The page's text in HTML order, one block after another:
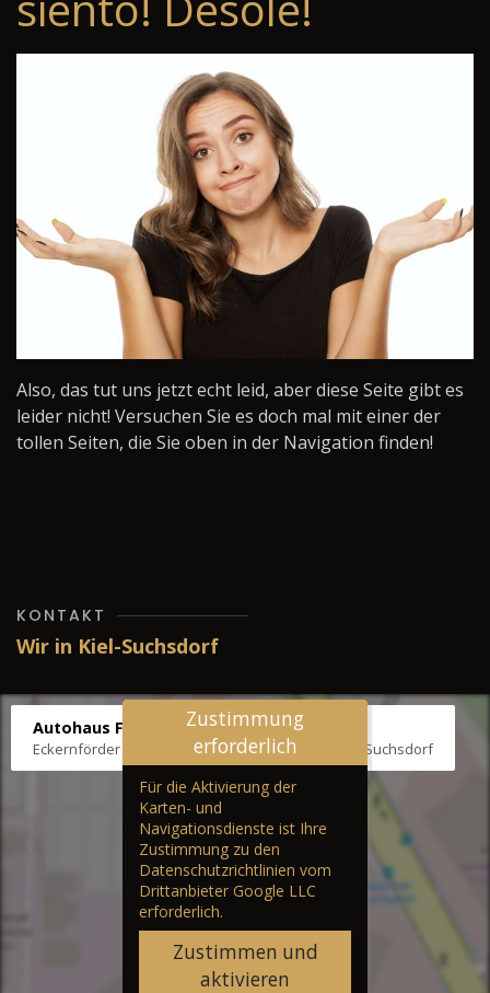
Also, das tut uns jetzt echt leid, aber diese Seite gibt es
leider nicht! Versuchen Sie es doch mal mit einer der
tollen Seiten, die Sie oben in der Navigation finden!
KONTAKT
Wir in Kiel-Suchsdorf
Autohaus Fräter
Eckernförder Str. /Klausbrooker Weg 1, 24107 Kiel-Suchsdorf
Zustimmung
erforderlich
Für die Aktivierung der
Karten- und
Navigationsdienste ist Ihre
Zustimmung zu den
Datenschutzrichtlinien vom
Drittanbieter Google LLC
erforderlich.
Zustimmen und
aktivieren